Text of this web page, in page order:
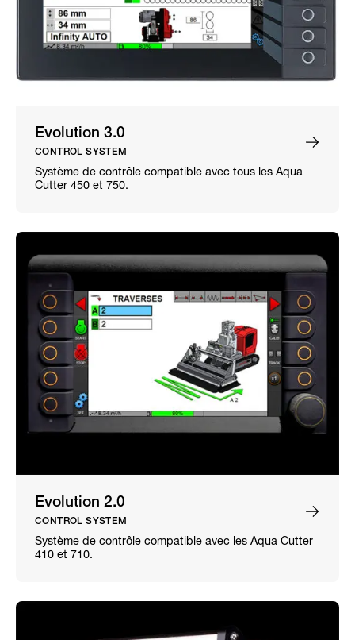
Evolution 3.0
CONTROL SYSTEM
Système de contrôle compatible avec tous les Aqua
Cutter 450 et 750.
Evolution 2.0
CONTROL SYSTEM
Système de contrôle compatible avec les Aqua Cutter
410 et 710.